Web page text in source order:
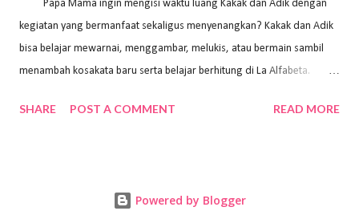
Papa Mama ingin mengisi waktu luang Kakak dan Adik dengan
kegiatan yang bermanfaat sekaligus menyenangkan? Kakak dan Adik
bisa belajar mewarnai, menggambar, melukis, atau bermain sambil
menambah kosakata baru serta belajar berhitung di La Alfabeta.
kok untuk mengajar dengan metode yang fun, La Alfabeta
Alfabeta. ⁣⁣⁣⁣Ada pilihan online class maupun offline class lho! Cek
SHARE POST A COMMENT READ MORE
Powered by Blogger